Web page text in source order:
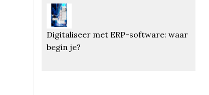
Digitaliseer met ERP-software: waar
begin je?